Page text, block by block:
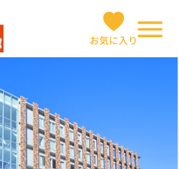
お気に入り